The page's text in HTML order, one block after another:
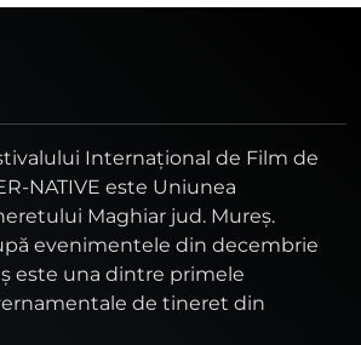
Internaţional de Film de
NATIVE este Uniunea
Maghiar jud. Mureş.
evenimentele din decembrie
este una dintre primele
de tineret din